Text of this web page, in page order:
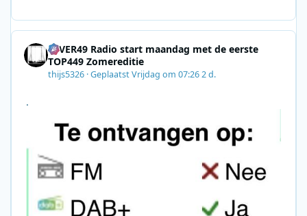
8F09201A140D&utm_source=SmartBrief
4EVER49 Radio start maandag met de eerste
TOP449 Zomereditie
thijs5326 ·GeplaatstVrijdag om 07:262 d.
.